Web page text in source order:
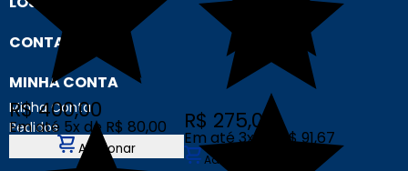
R$ 400,00
Em até 5x de R$ 80,00
Adicionar
R$ 275,00
Em até 3x de R$ 91,67
Adicionar
CONTATO
MINHA CONTA
Minha Conta
Pedidos
Cadastre-se